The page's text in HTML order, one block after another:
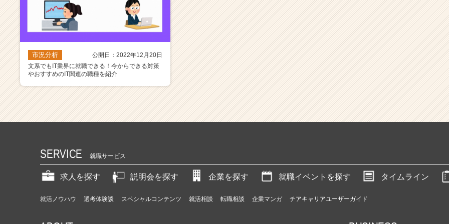
市況分析
公開日：2022年12月20日
文系でもIT業界に就職できる！今からできる対策
やおすすめのIT関連の職種を紹介
SERVICE 就職サービス
求人を探す 説明会を探す 企業を探す 就職イベントを探す タイムライン
就活ノウハウ 選考体験談 スペシャルコンテンツ 就活相談 転職相談 企業マンガ チアキャリアユーザーガイド